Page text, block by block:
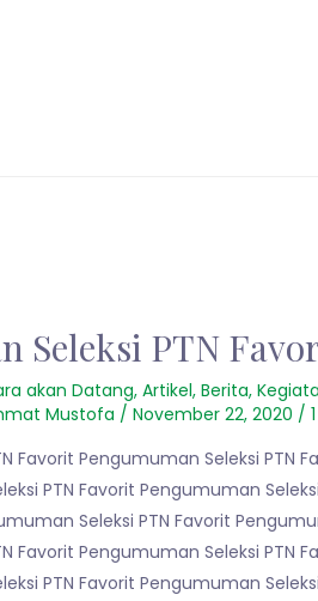
Seleksi PTN
akan Datang,Artikel,Berita,
Mustofa /November 22, 2020 /
Favorit Pengumuman Seleksi PTN
PTN Favorit Pengumuman
Seleksi PTN Favorit
Favorit Pengumuman Seleksi PTN
PTN Favorit Pengumuman